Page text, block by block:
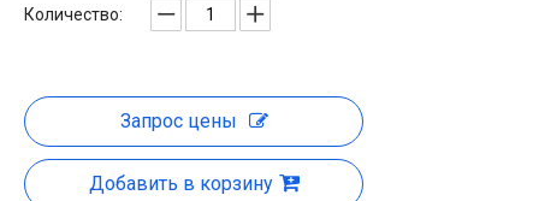
Количество:
Запрос цены
Добавить в корзину